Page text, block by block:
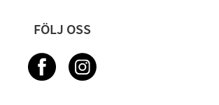
FÖLJ OSS